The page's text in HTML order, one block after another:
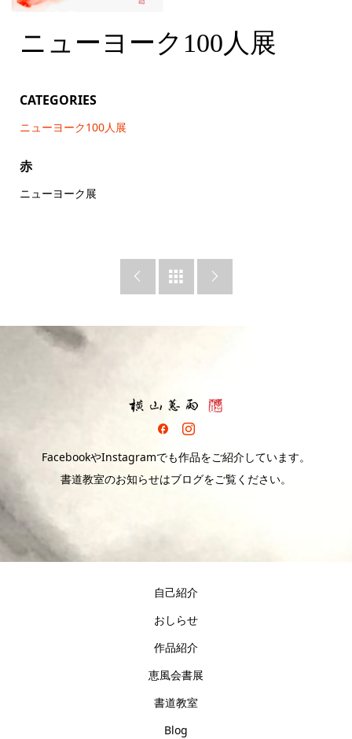
ニューヨーク100人展
ニューヨーク100人展
CATEGORIES
ニューヨーク100人展
赤
ニューヨーク展
  
FacebookやInstagramでも作品をご紹介しています。
書道教室のお知らせはブログをご覧ください。
自己紹介
おしらせ
作品紹介
恵風会書展
書道教室
Blog